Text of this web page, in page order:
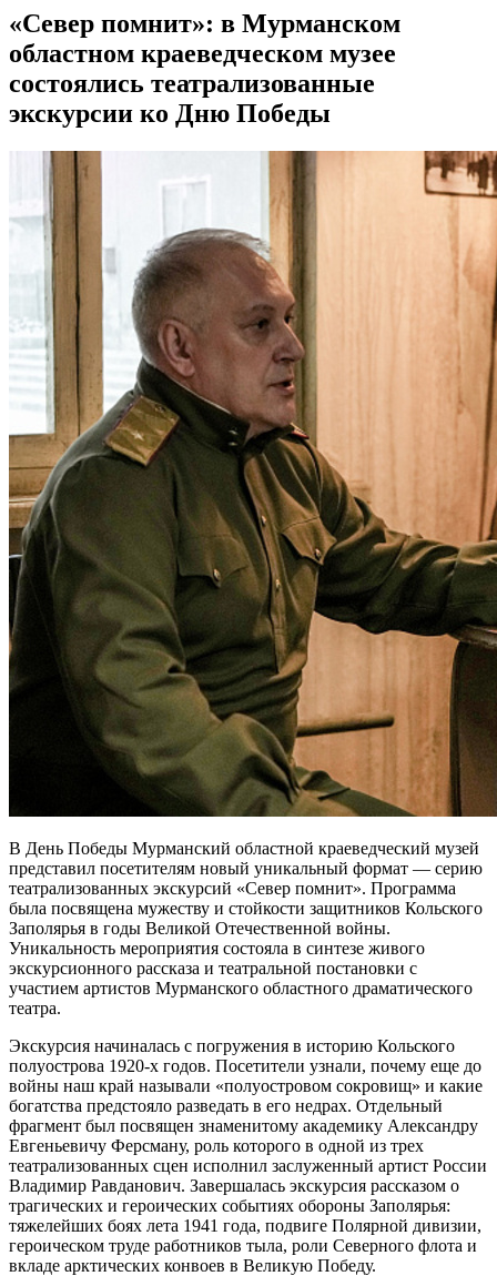
«Север помнит»: в Мурманском
областном краеведческом музее
состоялись театрализованные
экскурсии ко Дню Победы
В День Победы Мурманский областной краеведческий музей
представил посетителям новый уникальный формат — серию
театрализованных экскурсий «Север помнит». Программа
была посвящена мужеству и стойкости защитников Кольского
Заполярья в годы Великой Отечественной войны.
Уникальность мероприятия состояла в синтезе живого
экскурсионного рассказа и театральной постановки с
участием артистов Мурманского областного драматического
театра.
Экскурсия начиналась с погружения в историю Кольского
полуострова 1920-х годов. Посетители узнали, почему еще до
войны наш край называли «полуостровом сокровищ» и какие
богатства предстояло разведать в его недрах. Отдельный
фрагмент был посвящен знаменитому академику Александру
Евгеньевичу Ферсману, роль которого в одной из трех
театрализованных сцен исполнил заслуженный артист России
Владимир Равданович. Завершалась экскурсия рассказом о
трагических и героических событиях обороны Заполярья:
тяжелейших боях лета 1941 года, подвиге Полярной дивизии,
героическом труде работников тыла, роли Северного флота и
вкладе арктических конвоев в Великую Победу.